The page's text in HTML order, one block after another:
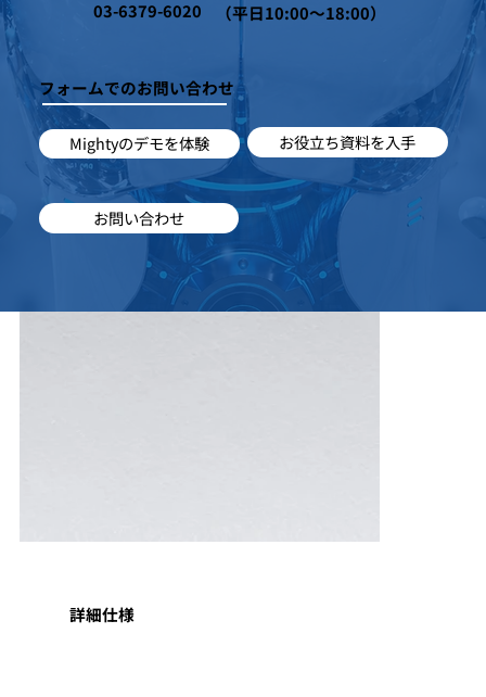
03-6379-6020
（平日10:00～18:00）
フォームでのお問い合わせ
Mightyのデモを体験 お役立ち資料を入手
お問い合わせ
詳細仕様